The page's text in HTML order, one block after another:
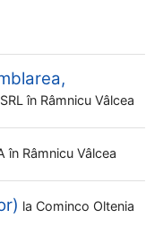
în Râmnicu Vâlcea
în Râmnicu Vâlcea
la Cominco Oltenia